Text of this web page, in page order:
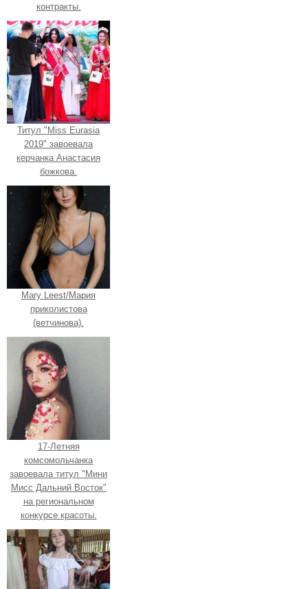
контракты.
Титул "Miss Eurasia
2019" завоевала
керчанка Анастасия
божкова.
Mary Leest/Мария
приколистова
(ветчинова).
17-Летняя
комсомольчанка
завоевала титул "Мини
Мисс Дальний Восток"
на региональном
конкурсе красоты.